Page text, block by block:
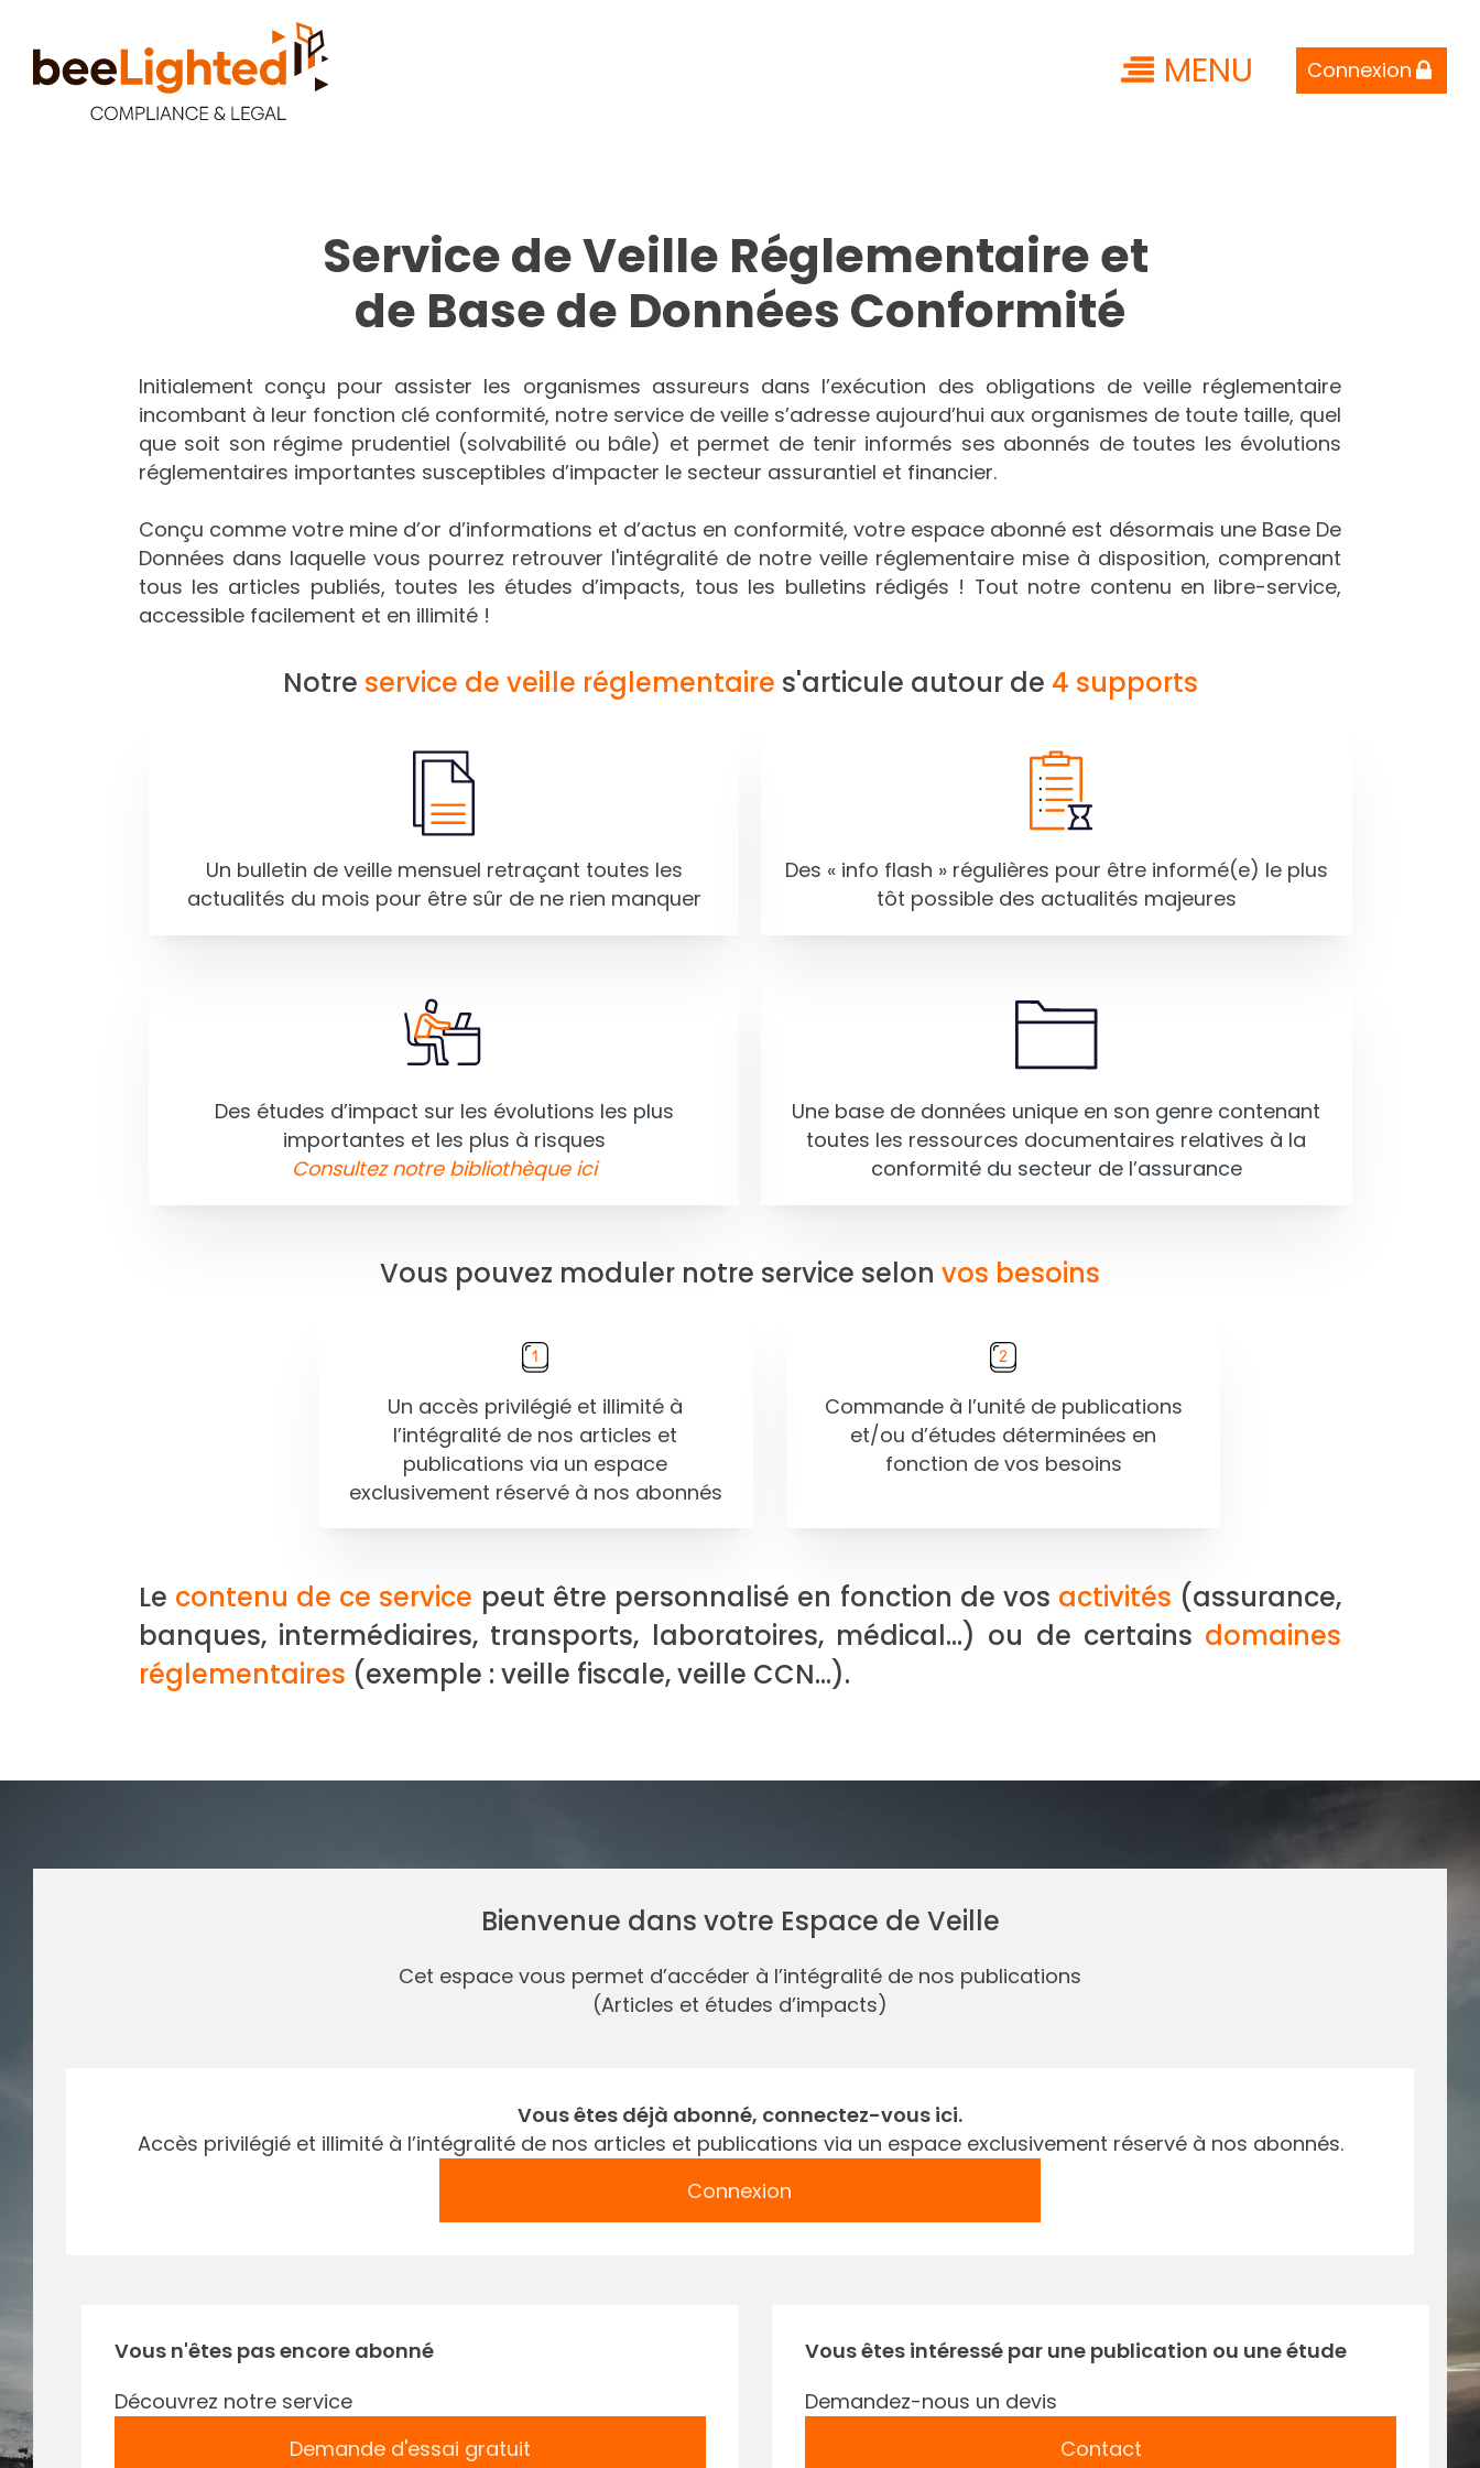
MENU Connexion
Service de Veille Réglementaire et
de Base de Données Conformité
Initialement conçu pour assister les organismes assureurs dans l’exécution des obligations de veille réglementaire
incombant à leur fonction clé conformité, notre service de veille s’adresse aujourd’hui aux organismes de toute taille, quel
que soit son régime prudentiel (solvabilité ou bâle) et permet de tenir informés ses abonnés de toutes les évolutions
réglementaires importantes susceptibles d’impacter le secteur assurantiel et financier.
Conçu comme votre mine d’or d’informations et d’actus en conformité, votre espace abonné est désormais une Base De
Données dans laquelle vous pourrez retrouver l'intégralité de notre veille réglementaire mise à disposition, comprenant
tous les articles publiés, toutes les études d’impacts, tous les bulletins rédigés ! Tout notre contenu en libre-service,
accessible facilement et en illimité !
Notre service de veille réglementaire s'articule autour de 4 supports
Un bulletin de veille mensuel retraçant toutes les
actualités du mois pour être sûr de ne rien manquer
Des « info flash » régulières pour être informé(e) le plus
tôt possible des actualités majeures
Des études d’impact sur les évolutions les plus
importantes et les plus à risques
Consultez notre bibliothèque ici
Une base de données unique en son genre contenant
toutes les ressources documentaires relatives à la
conformité du secteur de l’assurance
Vous pouvez moduler notre service selon vos besoins
Un accès privilégié et illimité à
l’intégralité de nos articles et
publications via un espace
exclusivement réservé à nos abonnés
Commande à l’unité de publications
et/ou d’études déterminées en
fonction de vos besoins
Le contenu de ce service peut être personnalisé en fonction de vos activités (assurance,
banques, intermédiaires, transports, laboratoires, médical...) ou de certains domaines
réglementaires (exemple : veille fiscale, veille CCN...).
Bienvenue dans votre Espace de Veille
Cet espace vous permet d’accéder à l’intégralité de nos publications
(Articles et études d’impacts)
Vous êtes déjà abonné, connectez-vous ici.
Accès privilégié et illimité à l’intégralité de nos articles et publications via un espace exclusivement réservé à nos abonnés.
Connexion
Vous n'êtes pas encore abonné
Découvrez notre service
Demande d'essai gratuit
Vous êtes intéressé par une publication ou une étude
Demandez-nous un devis
Contact